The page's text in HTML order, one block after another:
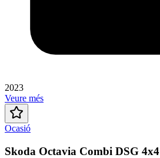
2023
Veure més
Ocasió
Skoda Octavia Combi DSG 4x4